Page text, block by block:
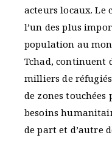
acteurs locaux. Le
l’un des plus
population au
Tchad, continuent
milliers de
de zones touchées
besoins
de part et d’autre